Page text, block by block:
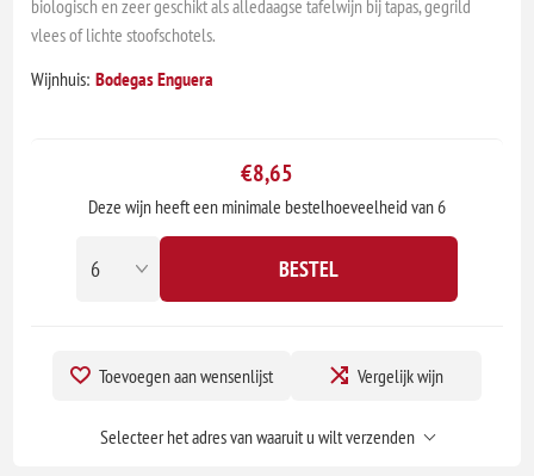
biologisch en zeer geschikt als alledaagse tafelwijn bij tapas, gegrild
vlees of lichte stoofschotels.
Wijnhuis: Bodegas Enguera
€8,65
Deze wijn heeft een minimale bestelhoeveelheid van 6
BESTEL
Toevoegen aan wensenlijst Vergelijk wijn
Selecteer het adres van waaruit u wilt verzenden